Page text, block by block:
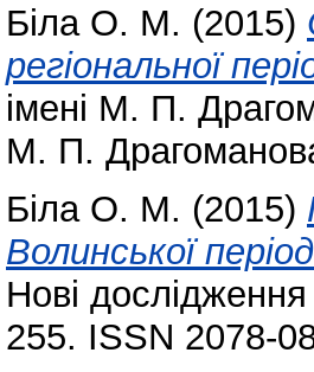
Біла О. М. (2015)
регіональної
імені М. П.
М. П.
Біла О. М. (2015)
Волинської
Нові
255. ISSN 2078-